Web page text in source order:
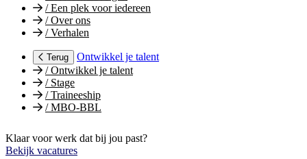
/Een plek voor iedereen
/Over ons
/Verhalen
Terug
Ontwikkel je talent
/Ontwikkel je talent
/Stage
/Traineeship
/MBO-BBL
Klaar voor werk dat bij jou past?
Bekijk vacatures